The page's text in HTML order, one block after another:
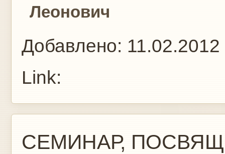
Леонович
Добавлено: 11.02.2012
Link:
СЕМИНАР,